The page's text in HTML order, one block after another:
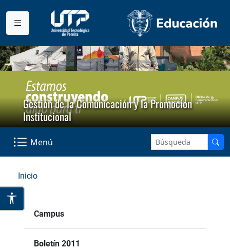
Gestión de la Comunicación y la Promoción
Institucional
Menú
Inicio
Campus
Boletín 2011